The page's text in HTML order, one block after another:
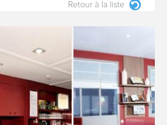
Retour à la liste